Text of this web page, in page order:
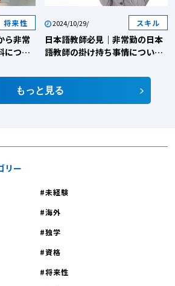
ールでは授業以外の事務作業や管理業務を専門の
の提
イフバランスを重視した環境で、プライベートも
のミッションを追求できるのです。 魅力②：
集まる学生に対し、1クラス15名ほどの少人数制
根づいた職場」—これは長沼スクールの大きな強
ート体制があります。ベテラン教員がそばにいる
として着実に成長できます。 2. 【最速で
参加です。 説明会は単なる情報提供
解消し、不安を自信に変え、採用への最短ルート
、働くイメー
将来性
ら非常
につい
2024/10/29/ スキル
日本語教師必見｜非常勤の日本
語教師の掛け持ち事情について
もっと見る
リー
未経験
海外
独学
資格
将来性